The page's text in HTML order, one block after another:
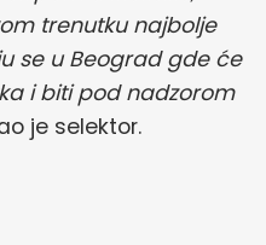
trenutku najbolje
se u Beograd gde će
i biti pod nadzorom
je selektor.